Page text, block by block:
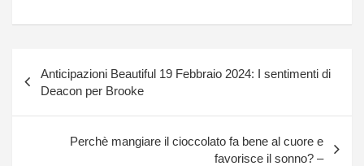
articoli
Anticipazioni Beautiful 19 Febbraio 2024: I sentimenti di
Deacon per Brooke
Perchè mangiare il cioccolato fa bene al cuore e
favorisce il sonno? –